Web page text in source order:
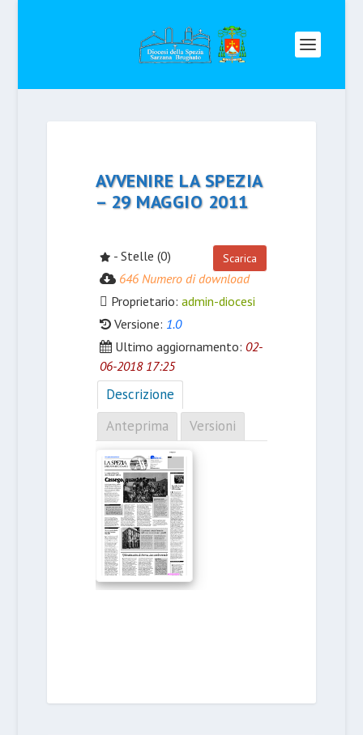
AVVENIRE LA SPEZIA
– 29 MAGGIO 2011
Scarica
- Stelle (0)
646 Numero di download
Proprietario: admin-diocesi
Versione: 1.0
Ultimo aggiornamento: 02-
06-2018 17:25
Descrizione
Anteprima
Versioni